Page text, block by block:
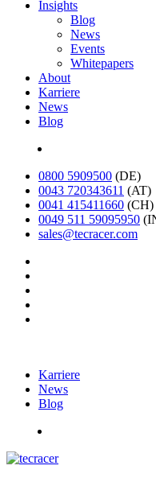
Insights
Blog
News
Events
Whitepapers
About
Karriere
News
Blog
0800 5909500 (DE)
0043 720343611 (AT)
0041 415411660 (CH)
0049 511 59095950
sales@tecracer.com
Karriere
News
Blog